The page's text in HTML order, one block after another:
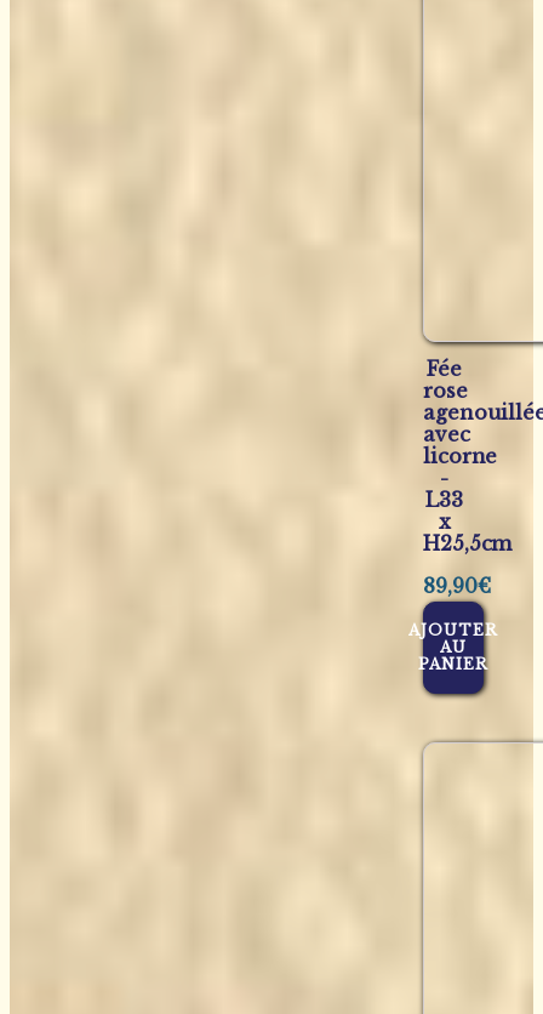
Fée
rose
avec
licorne
-
L33
x
H25,5cm
89,90€
AJOUTER
AU
PANIER